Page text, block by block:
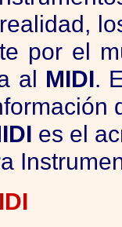
por el
al MIDI.
es el